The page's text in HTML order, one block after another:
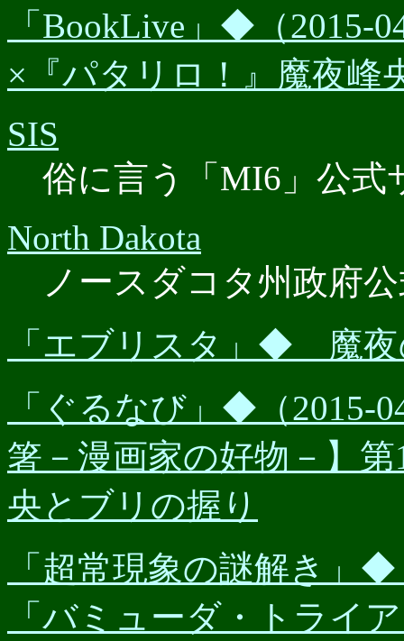
「BookLive」◆（
×『パタリロ！』魔夜峰
SIS
俗に言う「MI6」公式
North Dakota
ノースダコタ州政府
「エブリスタ」◆ 魔
「ぐるなび」◆（
箸－漫画家の好物－】
央とブリの握り
「超常現象の謎解き」
「バミューダ・トライ